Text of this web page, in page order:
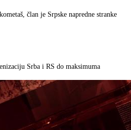
član je Srpske napredne stranke
Srba i RS do maksimuma